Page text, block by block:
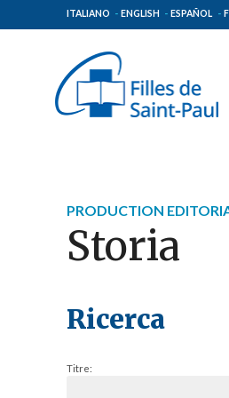
ITALIANO ENGLISH ESPAÑOL
PRODUCTION
Storia
Ricerca
Titre: